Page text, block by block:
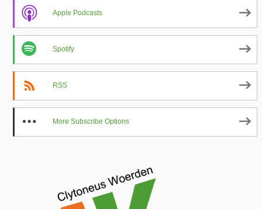
Apple Podcasts
Spotify
RSS
More Subscribe Options